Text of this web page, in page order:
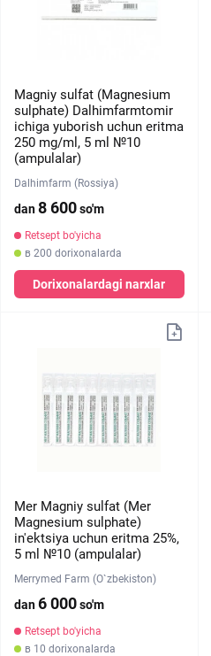
Magniy sulfat (Magnesium
sulphate) Dalhimfarmtomir
ichiga yuborish uchun eritma
250 mg/ml, 5 ml №10
(ampulalar)
Dalhimfarm (Rossiya)
dan8 600so'm
Retsept bo'yicha
в 200 dorixonalarda
Dorixonalardagi narxlar
Mer Magniy sulfat (Mer
Magnesium sulphate)
in'ektsiya uchun eritma 25%,
5 ml №10 (ampulalar)
Merrymed Farm (O`zbekiston)
dan6 000so'm
Retsept bo'yicha
в 10 dorixonalarda